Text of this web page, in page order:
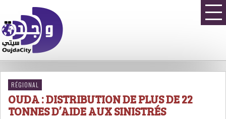
RÉGIONAL
OUDA : DISTRIBUTION DE PLUS DE 22
TONNES D’AIDE AUX SINISTRÉS